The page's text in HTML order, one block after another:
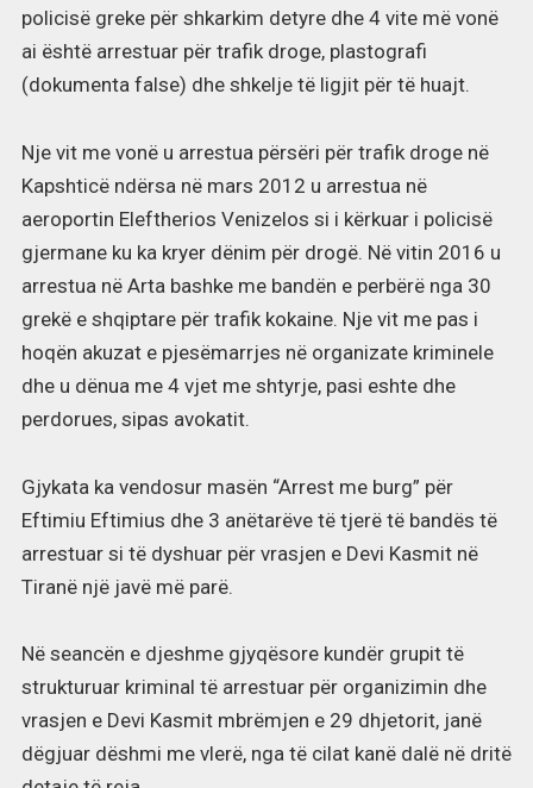
policisë greke për shkarkim detyre dhe 4 vite më vonë
ai është arrestuar për trafik droge, plastografi
(dokumenta false) dhe shkelje të ligjit për të huajt.
Nje vit me vonë u arrestua përsëri për trafik droge në
Kapshticë ndërsa në mars 2012 u arrestua në
aeroportin Eleftherios Venizelos si i kërkuar i policisë
gjermane ku ka kryer dënim për drogë. Në vitin 2016 u
arrestua në Arta bashke me bandën e perbërë nga 30
grekë e shqiptare për trafik kokaine. Nje vit me pas i
hoqën akuzat e pjesëmarrjes në organizate kriminele
dhe u dënua me 4 vjet me shtyrje, pasi eshte dhe
perdorues, sipas avokatit.
Gjykata ka vendosur masën “Arrest me burg” për
Eftimiu Eftimius dhe 3 anëtarëve të tjerë të bandës të
arrestuar si të dyshuar për vrasjen e Devi Kasmit në
Tiranë një javë më parë.
Në seancën e djeshme gjyqësore kundër grupit të
strukturuar kriminal të arrestuar për organizimin dhe
vrasjen e Devi Kasmit mbrëmjen e 29 dhjetorit, janë
dëgjuar dëshmi me vlerë, nga të cilat kanë dalë në dritë